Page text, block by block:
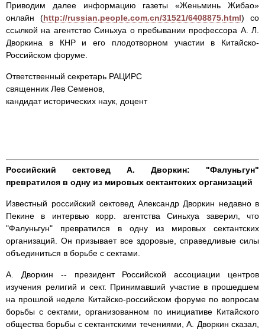
Приводим далее информацию газеты «Женьминь Жибао»
онлайн (http://russian.people.com.cn/31521/6408875.html) со
ссылкой на агентство Синьхуа о пребывании профессора А. Л.
Дворкина в КНР и его плодотворном участии в Китайско-
Российском форуме.
Ответственный секретарь РАЦИРС
священник Лев Семенов,
кандидат исторических наук, доцент
Российский сектовед А. Дворкин: "Фалуньгун"
превратился в одну из мировых сектантских организаций
Известный российский сектовед Александр Дворкин недавно в
Пекине в интервью корр. агентства Синьхуа заверил, что
"Фалуньгун" превратился в одну из мировых сектантских
организаций. Он призывает все здоровые, справедливые силы
объединиться в борьбе с сектами.
А. Дворкин -- президент Российской ассоциации центров
изучения религий и сект. Принимавший участие в прошедшем
на прошлой неделе Китайско-российском форуме по вопросам
борьбы с сектами, организованном по инициативе Китайского
общества борьбы с сектантскими течениями, А. Дворкин сказал,